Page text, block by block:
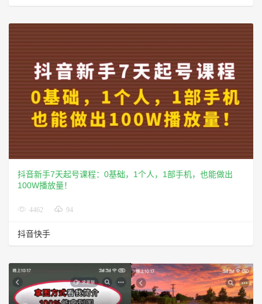
抖音新手7天起号课程：0基础，1个人，1部手机，也能做出
100W播放量！
4462 94
抖音快手